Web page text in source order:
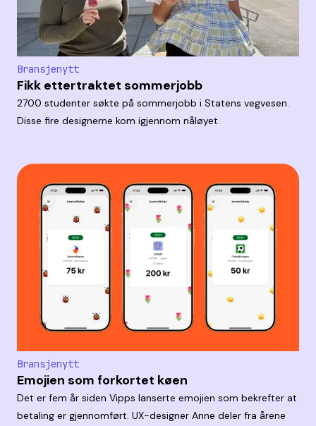
Bransjenytt
Fikk ettertraktet sommerjobb
2700 studenter søkte på sommerjobb i Statens vegvesen.
Disse fire designerne kom igjennom nåløyet.
Bransjenytt
Emojien som forkortet køen
Det er fem år siden Vipps lanserte emojien som bekrefter at
betaling er gjennomført. UX-designer Anne deler fra årene